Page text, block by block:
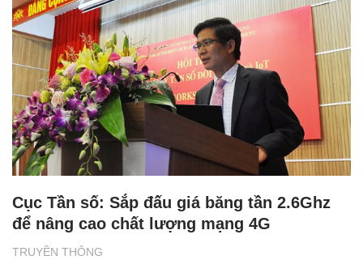
TRUYỀN THÔNG
Cục Tần số: Sắp đấu giá băng tần 2.6Ghz
để nâng cao chất lượng mạng 4G